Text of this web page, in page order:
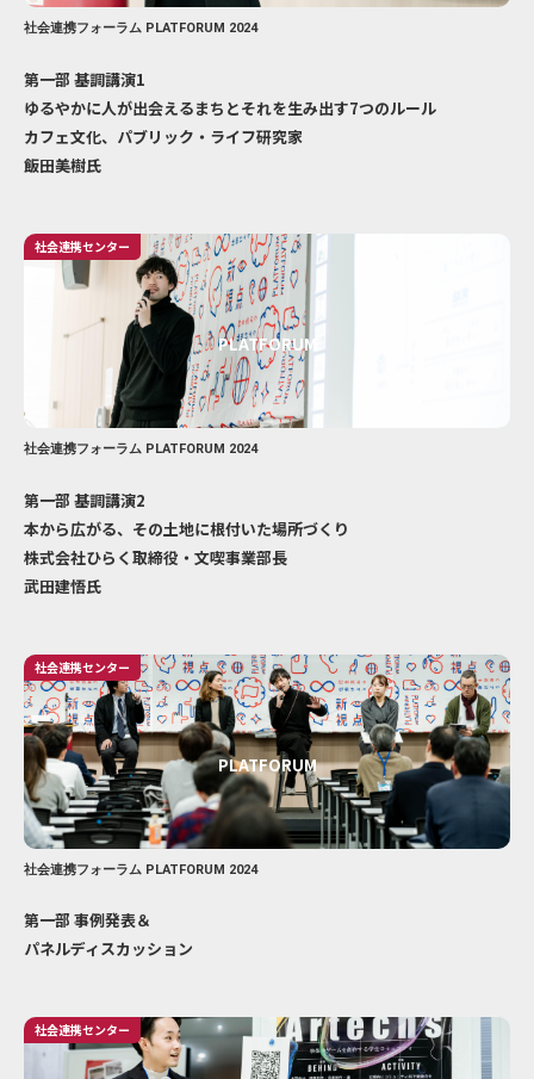
社会連携フォーラム PLATFORUM 2024
第一部 基調講演1
ゆるやかに人が出会えるまちとそれを生み出す7つのルール
カフェ文化、パブリック・ライフ研究家
飯田美樹氏
社会連携センター
PLATFORUM
社会連携フォーラム PLATFORUM 2024
第一部 基調講演2
本から広がる、その土地に根付いた場所づくり
株式会社ひらく取締役・文喫事業部長
武田建悟氏
社会連携センター
PLATFORUM
社会連携フォーラム PLATFORUM 2024
第一部 事例発表＆
パネルディスカッション
社会連携センター